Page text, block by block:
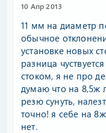
10 Апр 2013
11 мм на диаметр
обычное
установке новых
разница
стоком, я не про
думаю что на 8,5ж
резю сунуть,
точно! я себе на
нет.